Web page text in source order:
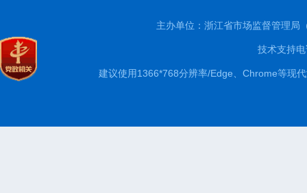
主办单位：浙江省市场监督管理
技术支持
建议使用1366*768分辨率/Edge、Chrome等现